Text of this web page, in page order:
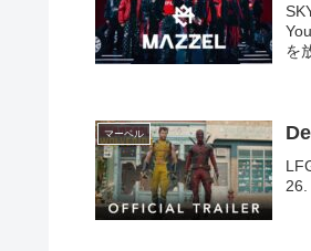
を
マーベル